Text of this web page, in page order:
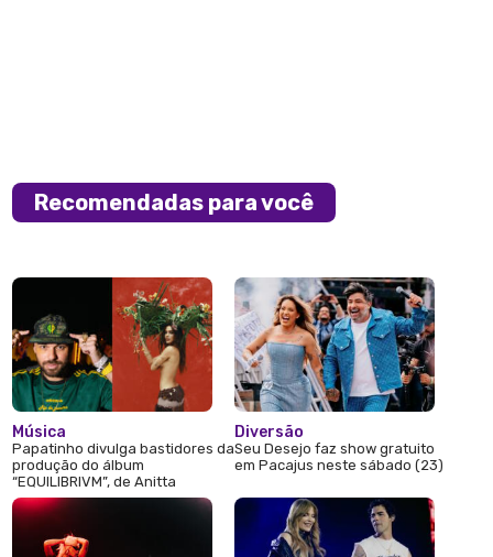
Recomendadas para você
Música
Papatinho divulga bastidores da
produção do álbum
“EQUILIBRIVM”, de Anitta
Diversão
Seu Desejo faz show gratuito
em Pacajus neste sábado (23)